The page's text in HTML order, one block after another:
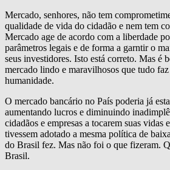
Mercado, senhores, não tem
qualidade de vida do cidadão e nem tem
Mercado age de acordo com a liberdade
parâmetros legais e de forma a garntir o
seus investidores. Isto está correto. Mas é
mercado lindo e maravilhosos que tudo
humanidade.
O mercado bancário no País poderia já
aumentando lucros e diminuindo
cidadãos e empresas a tocarem suas vidas
tivessem adotado a mesma política de
do Brasil fez. Mas não foi o que fizeram.
Brasil.